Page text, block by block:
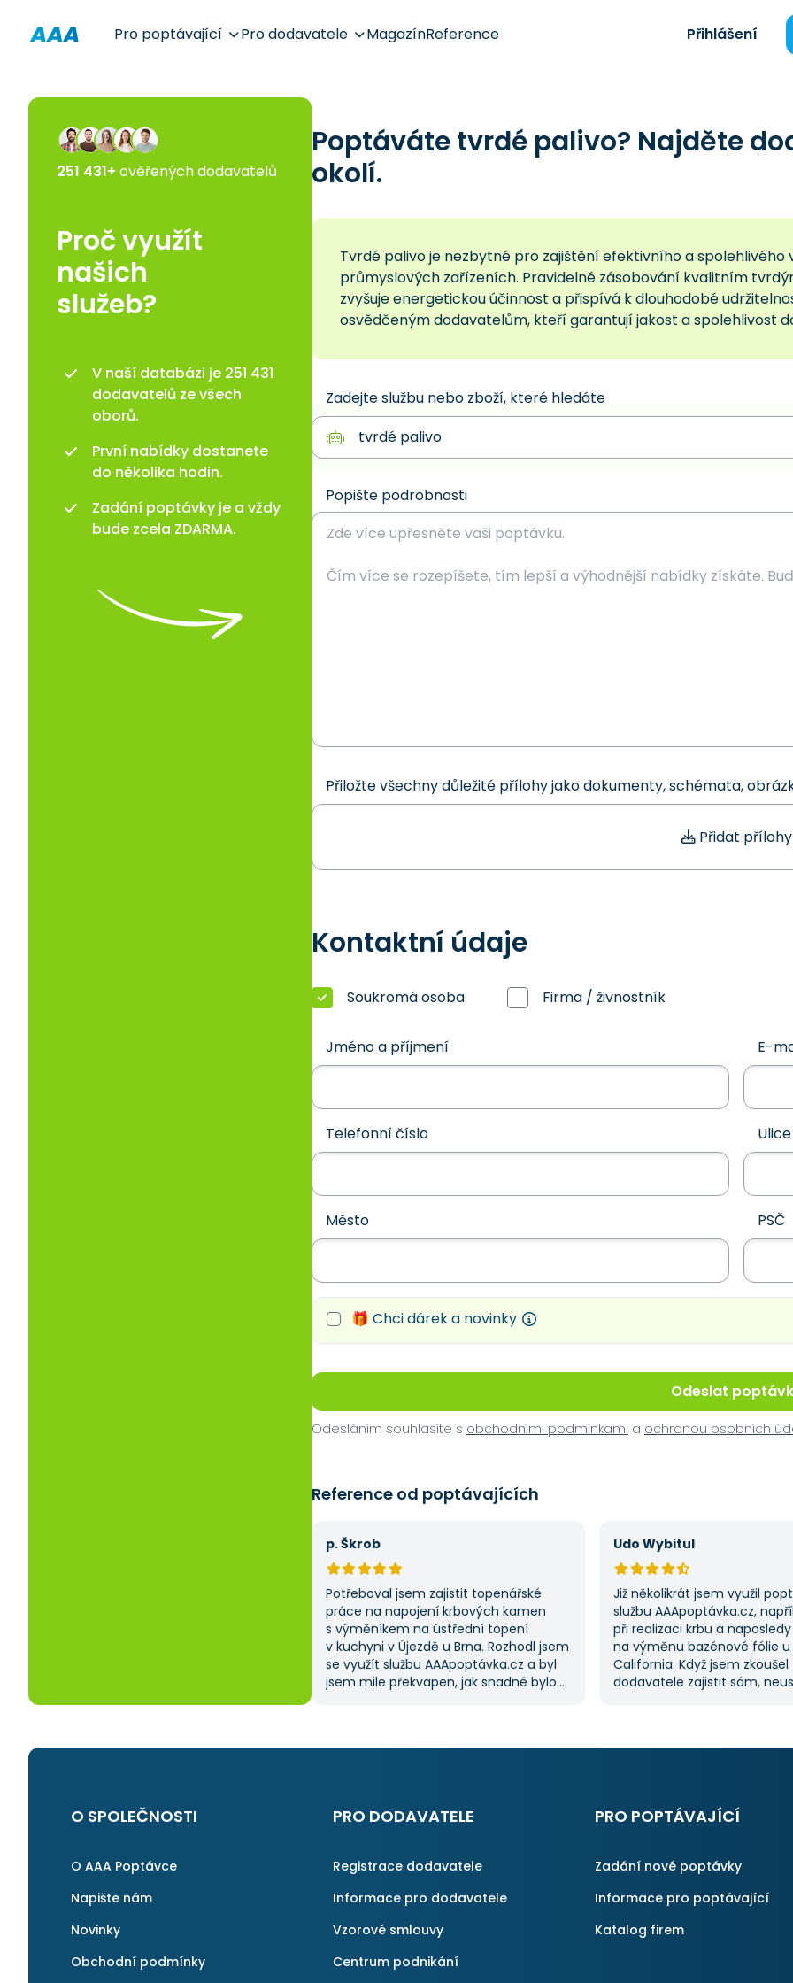
Pro poptávající Pro dodavatele MagazínReference Přihlášení
Poptáváte tvrdé palivo? Najděte
okolí.
Tvrdé palivo je nezbytné pro zajištění efektivního a
průmyslových zařízeních. Pravidelné zásobování kvalitním
zvyšuje energetickou účinnost a přispívá k dlouhodobé
osvědčeným dodavatelům, kteří garantují jakost a spolehlivost
Zadejte službu nebo zboží, které hledáte
Popište podrobnosti
Přiložte všechny důležité přílohy jako dokumenty, schémata,
Přidat přílohy
Kontaktní údaje
Soukromá osoba Firma / živnostník
Jméno a příjmení E-
Telefonní číslo Ulice
Město PSČ
🎁 Chci dárek a novinky
Odeslat
Odesláním souhlasíte s obchodními podmínkami a ochranou osobních
Reference od poptávajících
p. Škrob
Potřeboval jsem zajistit topenářské
práce na napojení krbových kamen
s výměníkem na ústřední topení
v kuchyni v Újezdě u Brna. Rozhodl jsem
se využít službu AAApoptávka.cz a byl
jsem mile překvapen, jak snadné bylo
moje očekávání a určitě se
Udo Wybitul
Již několikrát jsem využil
službu AAApoptávka.cz,
při realizaci krbu a naposledy
na výměnu bazénové fólie
California. Když jsem zkoušel
dodavatele zajistit sám,
S poskytnutými službami
251 431+ ověřených dodavatelů
Proč využít
našich
služeb?
V naší databázi je 251 431
dodavatelů ze všech
oborů.
První nabídky dostanete
do několika hodin.
Zadání poptávky je a vždy
bude zcela ZDARMA.
O SPOLEČNOSTI
O AAA Poptávce
Napište nám
Novinky
Obchodní podmínky
PRO DODAVATELE
Registrace dodavatele
Informace pro dodavatele
Vzorové smlouvy
Centrum podnikání
PRO POPTÁVAJÍCÍ
Zadání nové poptávky
Informace pro poptávající
Katalog firem